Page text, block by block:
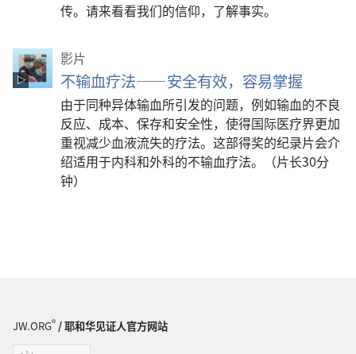
传。请来看看我们的信仰，了解事实。
影片
不输血疗法——安全有效，容易掌握
由于同种异体输血所引发的问题，例如输血的不良
反应、成本、保存和安全性，使得国际医疗界更加
重视减少血液流失的疗法。这部得奖的纪录片会介
绍适用于内科和外科的不输血疗法。（片长30分
钟）
JW.ORG®/ 耶和华见证人官方网站